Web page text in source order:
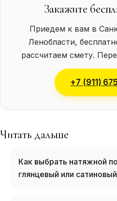
Закажите
Приедем к вам в
Ленобласти,
рассчитаем смету.
+7 (911)
Читать дальше
Как выбрать натяжной
глянцевый или сатиновый